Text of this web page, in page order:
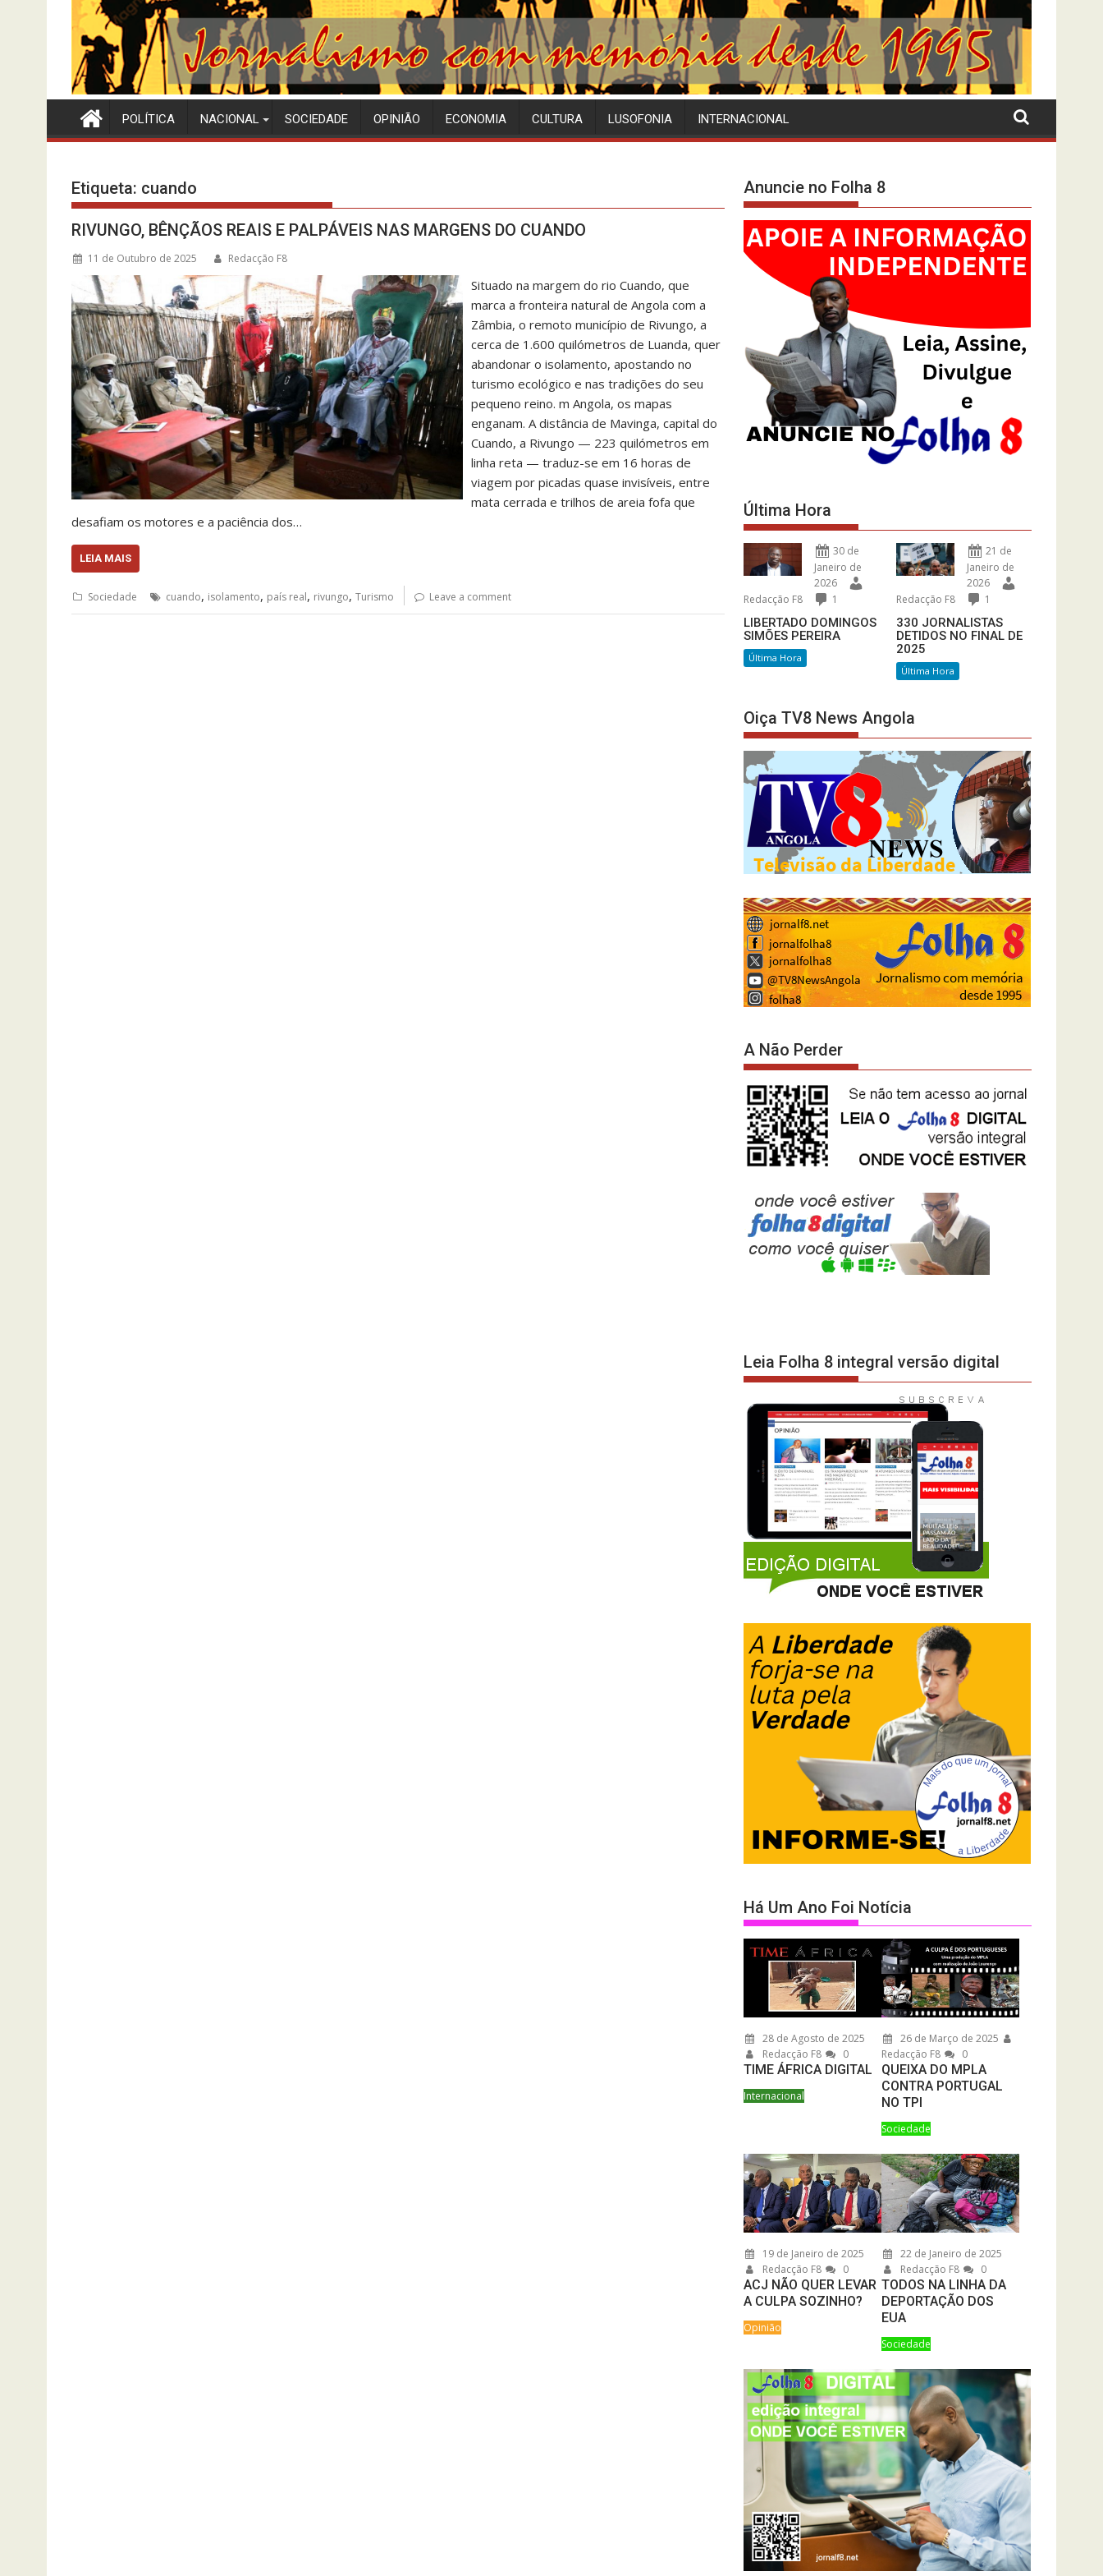
POLÍTICA NACIONAL SOCIEDADE OPINIÃO ECONOMIA CULTURA LUSOFONIA INTERNACIONAL
Etiqueta: cuando
RIVUNGO, BÊNÇÃOS REAIS E PALPÁVEIS NAS MARGENS DO CUANDO
11 de Outubro de 2025 Redacção F8
Situado na margem do rio Cuando, que
marca a fronteira natural de Angola com a
Zâmbia, o remoto município de Rivungo, a
cerca de 1.600 quilómetros de Luanda, quer
abandonar o isolamento, apostando no
turismo ecológico e nas tradições do seu
pequeno reino. m Angola, os mapas
enganam. A distância de Mavinga, capital do
Cuando, a Rivungo — 223 quilómetros em
linha reta — traduz-se em 16 horas de
viagem por picadas quase invisíveis, entre
mata cerrada e trilhos de areia fofa que
desafiam os motores e a paciência dos…
LEIA MAIS
Sociedade cuando, isolamento, país real, rivungo, Turismo Leave a comment
Anuncie no Folha 8
Última Hora
30 de
Janeiro de
2026
Redacção F8
1
LIBERTADO DOMINGOS
SIMÕES PEREIRA
Última Hora
21 de
Janeiro de
2026
Redacção F8
1
330 JORNALISTAS
DETIDOS NO FINAL DE
2025
Última Hora
Oiça TV8 News Angola
A Não Perder
Leia Folha 8 integral versão digital
Há Um Ano Foi Notícia
28 de Agosto de 2025
Redacção F8
0
TIME ÁFRICA DIGITAL
Internacional
26 de Março de 2025
Redacção F8
0
QUEIXA DO MPLA
CONTRA PORTUGAL
NO TPI
Sociedade
19 de Janeiro de 2025
Redacção F8
0
ACJ NÃO QUER LEVAR
A CULPA SOZINHO?
Opinião
22 de Janeiro de 2025
Redacção F8
0
TODOS NA LINHA DA
DEPORTAÇÃO DOS
EUA
Sociedade